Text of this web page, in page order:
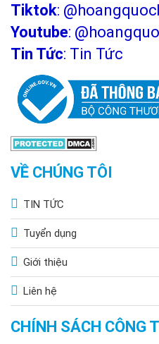
So sánh thêm 2 mẫu đèn năng
Cấu tạo của đèn
light 500W
Tiktok:
Youtube:
Tin Tức: Tin Tức
VỀ CHÚNG TÔI
TIN TỨC
Tuyển dụng
Giới thiệu
Liên hệ
CHÍNH SÁCH CÔNG